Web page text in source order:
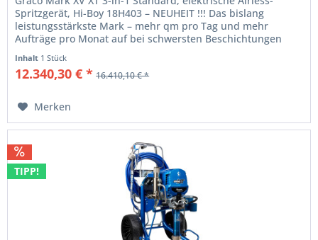
Spritzgerät, Hi-Boy 18H403 – NEUHEIT !!! Das bislang
leistungsstärkste Mark – mehr qm pro Tag und mehr
Aufträge pro Monat auf bei schwersten Beschichtungen
Inhalt 1 Stück
12.340,30 € * 16.410,10 € *
Merken
TIPP!